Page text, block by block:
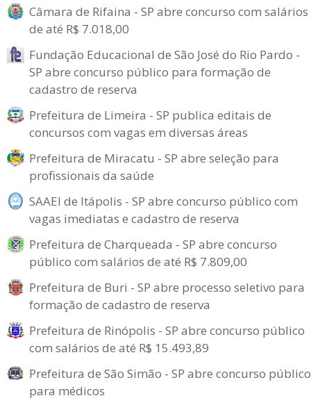
Câmara de Rifaina - SP abre concurso com salários
de até R$ 7.018,00
Fundação Educacional de São José do Rio Pardo -
SP abre concurso público para formação de
cadastro de reserva
Prefeitura de Limeira - SP publica editais de
concursos com vagas em diversas áreas
Prefeitura de Miracatu - SP abre seleção para
profissionais da saúde
SAAEI de Itápolis - SP abre concurso público com
vagas imediatas e cadastro de reserva
Prefeitura de Charqueada - SP abre concurso
público com salários de até R$ 7.809,00
Prefeitura de Buri - SP abre processo seletivo para
formação de cadastro de reserva
Prefeitura de Rinópolis - SP abre concurso público
com salários de até R$ 15.493,89
Prefeitura de São Simão - SP abre concurso público
para médicos